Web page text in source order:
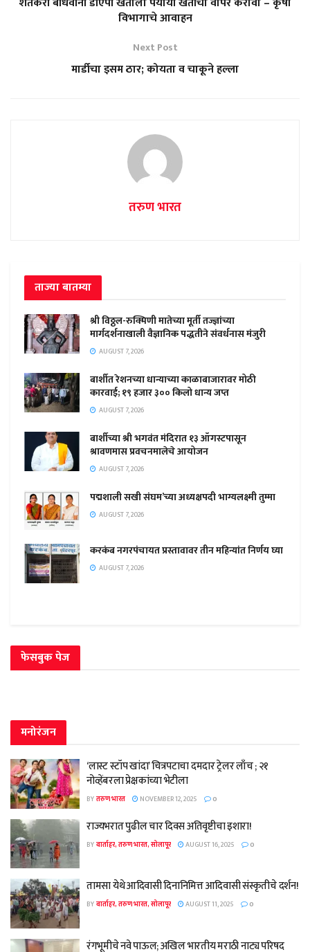
विभागाचे आवाहन
Next Post
मार्डीचा इसम ठार; कोयता व चाकूने हल्ला
तरुण भारत
ताज्या बातम्या
श्री विठ्ठल-रुक्मिणी मातेच्या मूर्ती तज्ज्ञांच्या
मार्गदर्शनाखाली वैज्ञानिक पद्धतीने संवर्धनास मंजुरी
AUGUST 7, 2026
बार्शीत रेशनच्या धान्याच्या काळाबाजारावर मोठी
कारवाई; १९ हजार ३०० किलो धान्य जप्त
AUGUST 7, 2026
बार्शीच्या श्री भगवंत मंदिरात १३ ऑगस्टपासून
श्रावणमास प्रवचनमालेचे आयोजन
AUGUST 7, 2026
पद्मशाली सखी संघम’च्या अध्यक्षपदी भाग्यलक्ष्मी तुम्मा
AUGUST 7, 2026
करकंब नगरपंचायत प्रस्तावावर तीन महिन्यांत निर्णय घ्या
AUGUST 7, 2026
फेसबुक पेज
मनोरंजन
‘लास्ट स्टॉप खांदा’ चित्रपटाचा दमदार ट्रेलर लाँच ; २१
नोव्हेंबरला प्रेक्षकांच्या भेटीला
BYतरुण भारत NOVEMBER 12, 2025 0
राज्यभरात पुढील चार दिवस अतिवृष्टीचा इशारा!
BYवार्ताहर, तरुण भारत, सोलापूर AUGUST 16, 2025 0
तामसा येथे आदिवासी दिनानिमित्त आदिवासी संस्कृतीचे दर्शन!
BYवार्ताहर, तरुण भारत, सोलापूर AUGUST 11, 2025 0
रंगभूमीचे नवे पाऊल; अखिल भारतीय मराठी नाट्य परिषद